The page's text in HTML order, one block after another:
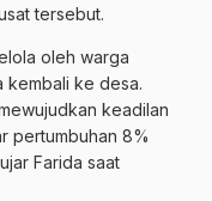
tersebut.
oleh warga
kembali ke desa.
keadilan
pertumbuhan 8%
Farida saat